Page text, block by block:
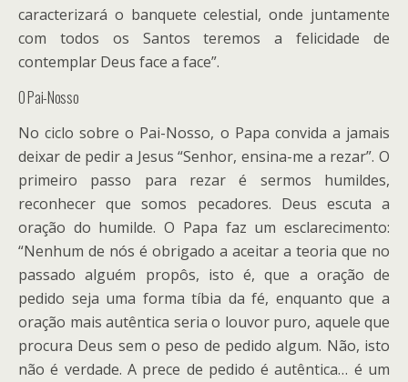
caracterizará o banquete celestial, onde juntamente
com todos os Santos teremos a felicidade de
contemplar Deus face a face”.
O Pai-Nosso
No ciclo sobre o Pai-Nosso, o Papa convida a jamais
deixar de pedir a Jesus “Senhor, ensina-me a rezar”. O
primeiro passo para rezar é sermos humildes,
reconhecer que somos pecadores. Deus escuta a
oração do humilde. O Papa faz um esclarecimento:
“Nenhum de nós é obrigado a aceitar a teoria que no
passado alguém propôs, isto é, que a oração de
pedido seja uma forma tíbia da fé, enquanto que a
oração mais autêntica seria o louvor puro, aquele que
procura Deus sem o peso de pedido algum. Não, isto
não é verdade. A prece de pedido é autêntica… é um